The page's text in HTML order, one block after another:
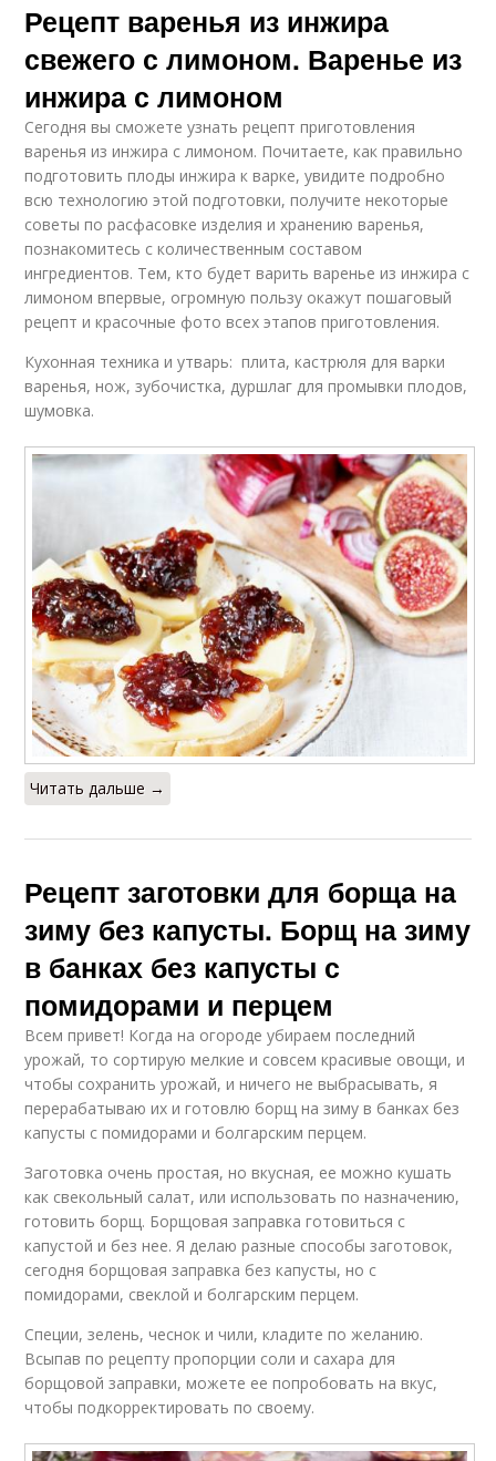
Рецепт варенья из инжира
свежего с лимоном. Варенье из
инжира с лимоном
Сегодня вы сможете узнать рецепт приготовления
варенья из инжира с лимоном. Почитаете, как правильно
подготовить плоды инжира к варке, увидите подробно
всю технологию этой подготовки, получите некоторые
советы по расфасовке изделия и хранению варенья,
познакомитесь с количественным составом
ингредиентов. Тем, кто будет варить варенье из инжира с
лимоном впервые, огромную пользу окажут пошаговый
рецепт и красочные фото всех этапов приготовления.
Кухонная техника и утварь: плита, кастрюля для варки
варенья, нож, зубочистка, дуршлаг для промывки плодов,
шумовка.
Читать дальше →
Рецепт заготовки для борща на
зиму без капусты. Борщ на зиму
в банках без капусты с
помидорами и перцем
Всем привет! Когда на огороде убираем последний
урожай, то сортирую мелкие и совсем красивые овощи, и
чтобы сохранить урожай, и ничего не выбрасывать, я
перерабатываю их и готовлю борщ на зиму в банках без
капусты с помидорами и болгарским перцем.
Заготовка очень простая, но вкусная, ее можно кушать
как свекольный салат, или использовать по назначению,
готовить борщ. Борщовая заправка готовиться с
капустой и без нее. Я делаю разные способы заготовок,
сегодня борщовая заправка без капусты, но с
помидорами, свеклой и болгарским перцем.
Специи, зелень, чеснок и чили, кладите по желанию.
Всыпав по рецепту пропорции соли и сахара для
борщовой заправки, можете ее попробовать на вкус,
чтобы подкорректировать по своему.